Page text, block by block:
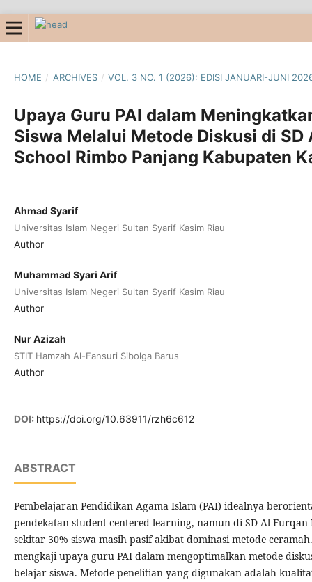
HOME / ARCHIVES / VOL. 3 NO. 1 (2026): EDISI JANUARI-JUNI
Upaya Guru PAI dalam
Siswa Melalui Metode Diskusi di SD
School Rimbo Panjang Kabupaten
Ahmad Syarif
Universitas Islam Negeri Sultan Syarif Kasim Riau
Author
Muhammad Syari Arif
Universitas Islam Negeri Sultan Syarif Kasim Riau
Author
Nur Azizah
STIT Hamzah Al-Fansuri Sibolga Barus
Author
DOI: https://doi.org/10.63911/rzh6c612
ABSTRACT
Pembelajaran Pendidikan Agama Islam (PAI) idealnya
pendekatan student centered learning, namun di SD Al
sekitar 30% siswa masih pasif akibat dominasi metode
mengkaji upaya guru PAI dalam mengoptimalkan metode
belajar siswa. Metode penelitian yang digunakan adalah